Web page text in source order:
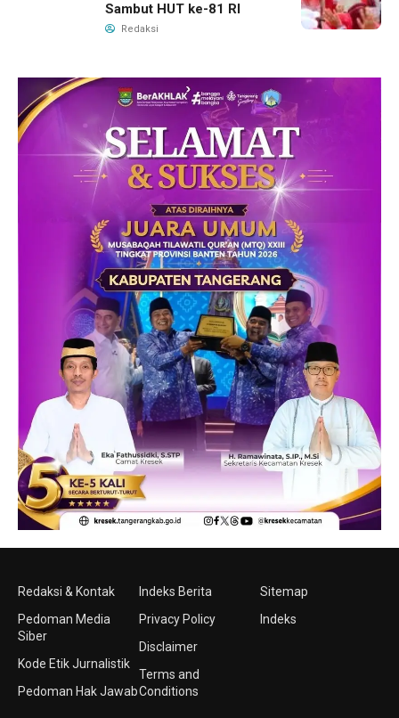
Sambut HUT ke-81 RI
Redaksi
Redaksi & Kontak
Pedoman Media
Siber
Kode Etik Jurnalistik
Pedoman Hak Jawab
Indeks Berita
Privacy Policy
Disclaimer
Terms and
Conditions
Sitemap
Indeks